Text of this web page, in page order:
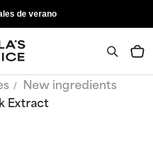
de verano
New ingredients
Extract